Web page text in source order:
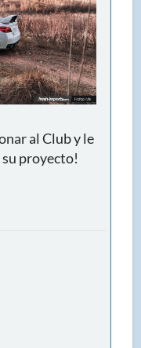
al Club y le
proyecto!